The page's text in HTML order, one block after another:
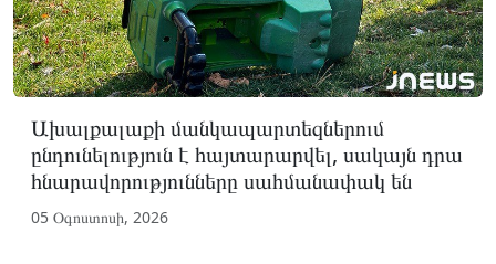
Ախալքալաքի մանկապարտեզներում
ընդունելություն է հայտարարվել, սակայն դրա
հնարավորությունները սահմանափակ են
05 Օգոստոսի, 2026